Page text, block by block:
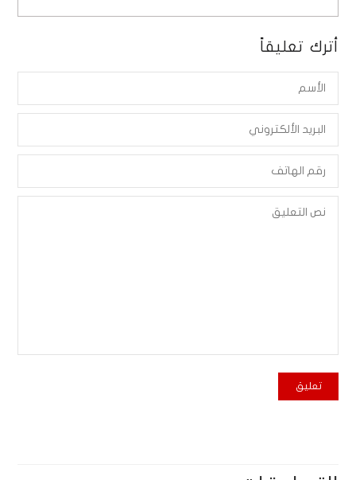
أترك تعليقاً